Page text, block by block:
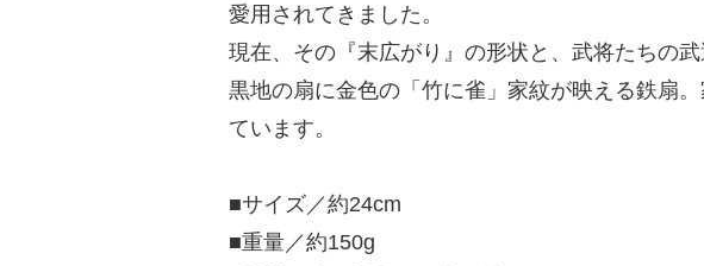
愛用されてきました。
現在、その『末広がり』の形状と、武将たちの
黒地の扇に金色の「竹に雀」家紋が映える鉄扇
ています。
■サイズ／約24cm
■重量／約150g